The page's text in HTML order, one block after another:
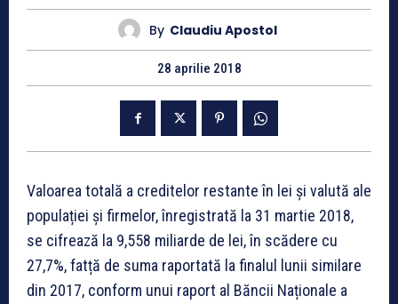
By Claudiu Apostol
28 aprilie 2018
Valoarea totală a creditelor restante în lei și valută ale
populației și firmelor, înregistrată la 31 martie 2018,
se cifrează la 9,558 miliarde de lei, în scădere cu
27,7%, fatță de suma raportată la finalul lunii similare
din 2017, conform unui raport al Băncii Naționale a